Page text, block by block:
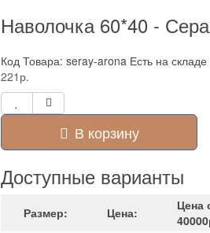
Наволочка 60*40 -
Код Товара: seray-arona Есть на складе
221р.
В корзину
Доступные варианты
Размер: Цена:
Цена